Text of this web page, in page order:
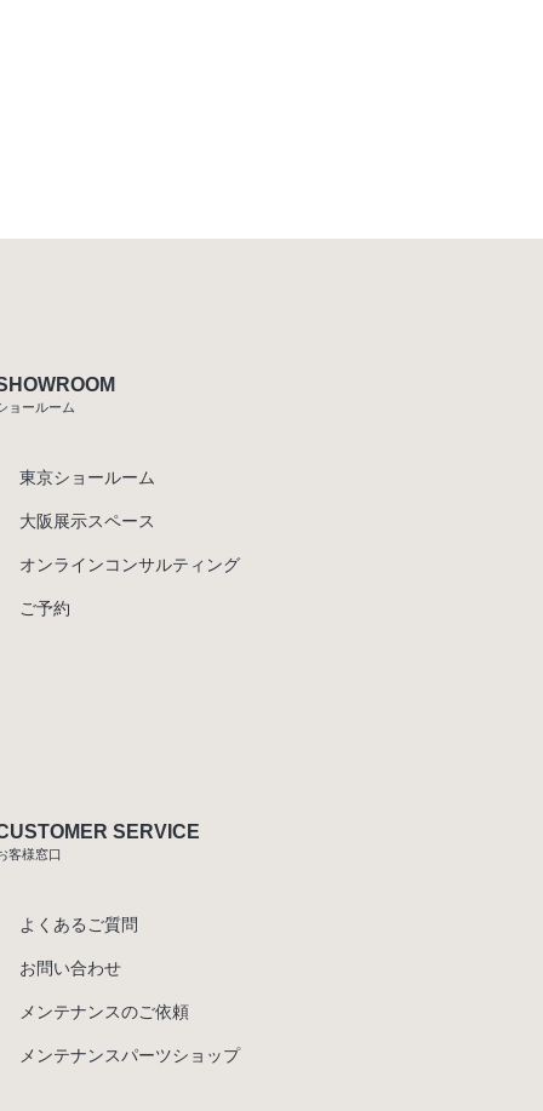
ョールーム
東京ショールーム
大阪展示スペース
オンラインコンサルティング
ご予約
SERVICE
客様窓口
よくあるご質問
お問い合わせ
メンテナンスのご依頼
メンテナンスパーツショップ